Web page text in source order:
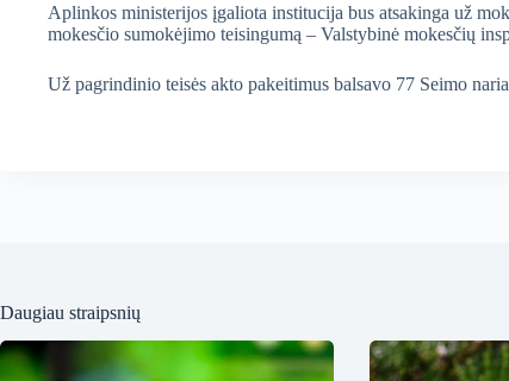
Aplinkos ministerijos įgaliota institucija bus atsakinga už
mokesčio sumokėjimo teisingumą – Valstybinė mokesčių
Už pagrindinio teisės akto pakeitimus balsavo 77 Seimo
Daugiau straipsnių